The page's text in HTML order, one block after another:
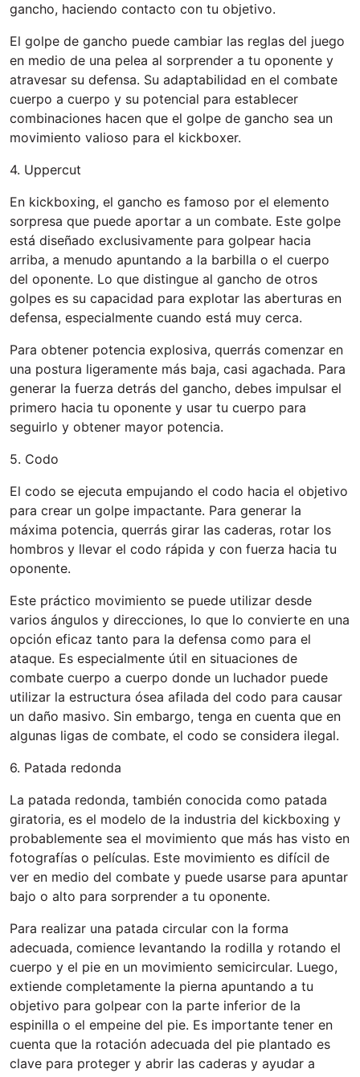
gancho, haciendo contacto con tu objetivo.
El golpe de gancho puede cambiar las reglas del juego
en medio de una pelea al sorprender a tu oponente y
atravesar su defensa. Su adaptabilidad en el combate
cuerpo a cuerpo y su potencial para establecer
combinaciones hacen que el golpe de gancho sea un
movimiento valioso para el kickboxer.
4. Uppercut
En kickboxing, el gancho es famoso por el elemento
sorpresa que puede aportar a un combate. Este golpe
está diseñado exclusivamente para golpear hacia
arriba, a menudo apuntando a la barbilla o el cuerpo
del oponente. Lo que distingue al gancho de otros
golpes es su capacidad para explotar las aberturas en
defensa, especialmente cuando está muy cerca.
Para obtener potencia explosiva, querrás comenzar en
una postura ligeramente más baja, casi agachada. Para
generar la fuerza detrás del gancho, debes impulsar el
primero hacia tu oponente y usar tu cuerpo para
seguirlo y obtener mayor potencia.
5. Codo
El codo se ejecuta empujando el codo hacia el objetivo
para crear un golpe impactante. Para generar la
máxima potencia, querrás girar las caderas, rotar los
hombros y llevar el codo rápida y con fuerza hacia tu
oponente.
Este práctico movimiento se puede utilizar desde
varios ángulos y direcciones, lo que lo convierte en una
opción eficaz tanto para la defensa como para el
ataque. Es especialmente útil en situaciones de
combate cuerpo a cuerpo donde un luchador puede
utilizar la estructura ósea afilada del codo para causar
un daño masivo. Sin embargo, tenga en cuenta que en
algunas ligas de combate, el codo se considera ilegal.
6. Patada redonda
La patada redonda, también conocida como patada
giratoria, es el modelo de la industria del kickboxing y
probablemente sea el movimiento que más has visto en
fotografías o películas. Este movimiento es difícil de
ver en medio del combate y puede usarse para apuntar
bajo o alto para sorprender a tu oponente.
Para realizar una patada circular con la forma
adecuada, comience levantando la rodilla y rotando el
cuerpo y el pie en un movimiento semicircular. Luego,
extiende completamente la pierna apuntando a tu
objetivo para golpear con la parte inferior de la
espinilla o el empeine del pie. Es importante tener en
cuenta que la rotación adecuada del pie plantado es
clave para proteger y abrir las caderas y ayudar a